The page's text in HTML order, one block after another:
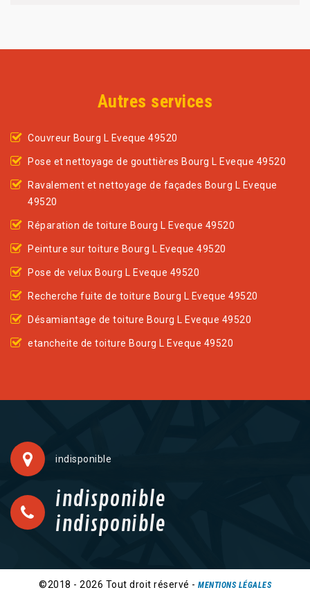
Autres services
Couvreur Bourg L Eveque 49520
Pose et nettoyage de gouttières Bourg L Eveque 49520
Ravalement et nettoyage de façades Bourg L Eveque
49520
Réparation de toiture Bourg L Eveque 49520
Peinture sur toiture Bourg L Eveque 49520
Pose de velux Bourg L Eveque 49520
Recherche fuite de toiture Bourg L Eveque 49520
Désamiantage de toiture Bourg L Eveque 49520
etancheite de toiture Bourg L Eveque 49520
indisponible
indisponible
indisponible
©2018 - 2026 Tout droit réservé - MENTIONS LÉGALES